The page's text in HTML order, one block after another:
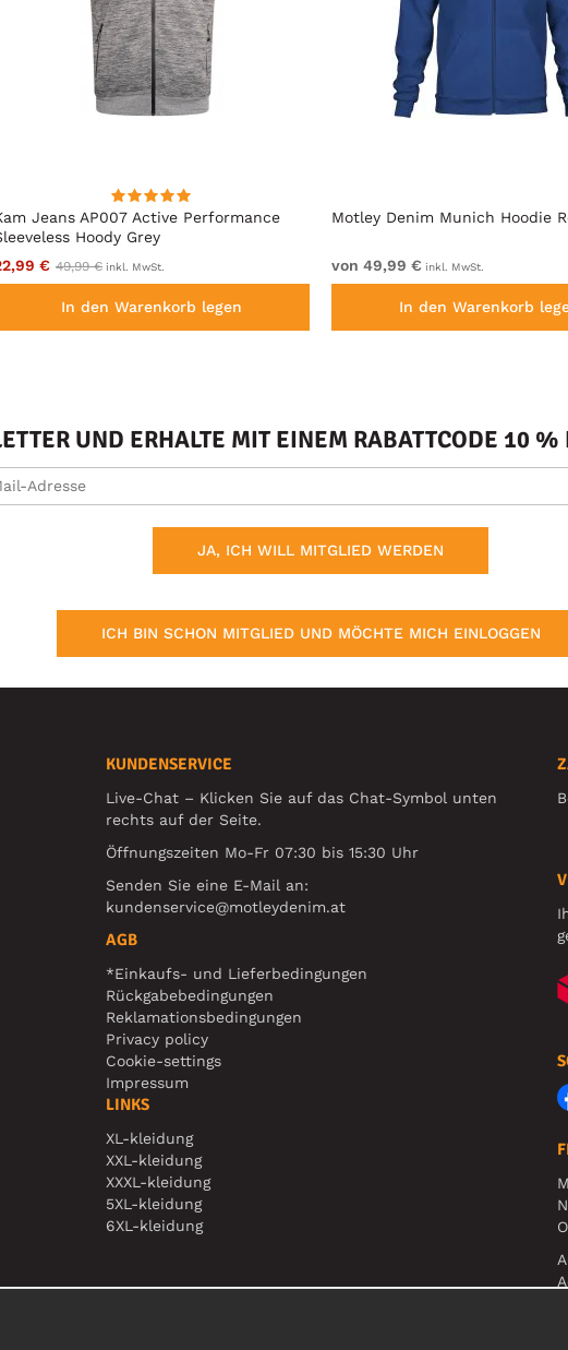
Jeans AP007 Active Performance
Hoody Grey
€ 49,99 € inkl. MwSt.
In den Warenkorb legen
Motley Denim Munich Hoodie
von 49,99 € inkl. MwSt.
In den Warenkorb
UND ERHALTE MIT EINEM RABATTCODE 10
JA, ICH WILL MITGLIED WERDEN
ICH BIN SCHON MITGLIED UND MÖCHTE MICH EINLOGGEN
KUNDENSERVICE
Live-Chat – Klicken Sie auf das Chat-Symbol unten
rechts auf der Seite.
Öffnungszeiten Mo-Fr 07:30 bis 15:30 Uhr
Senden Sie eine E-Mail an:
kundenservice@motleydenim.at
AGB
*Einkaufs- und Lieferbedingungen
Rückgabebedingungen
Reklamationsbedingungen
Privacy policy
Cookie-settings
Impressum
LINKS
XL-kleidung
XXL-kleidung
XXXL-kleidung
5XL-kleidung
6XL-kleidung